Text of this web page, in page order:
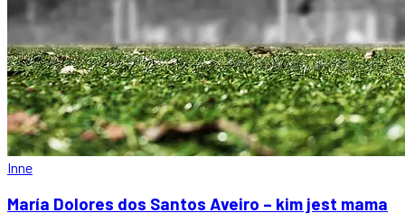
Inne
María Dolores dos Santos Aveiro – kim jest mama